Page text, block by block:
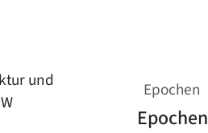
und
Epochen
Epochen